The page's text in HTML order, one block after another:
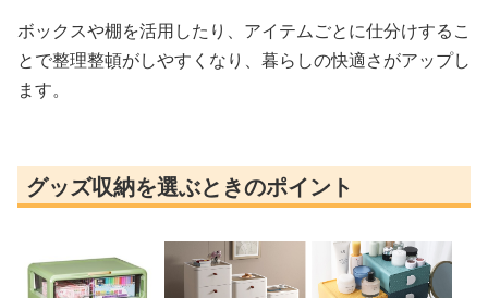
ボックスや棚を活用したり、アイテムごとに仕分けするこ
とで整理整頓がしやすくなり、暮らしの快適さがアップし
ます。
グッズ収納を選ぶときのポイント